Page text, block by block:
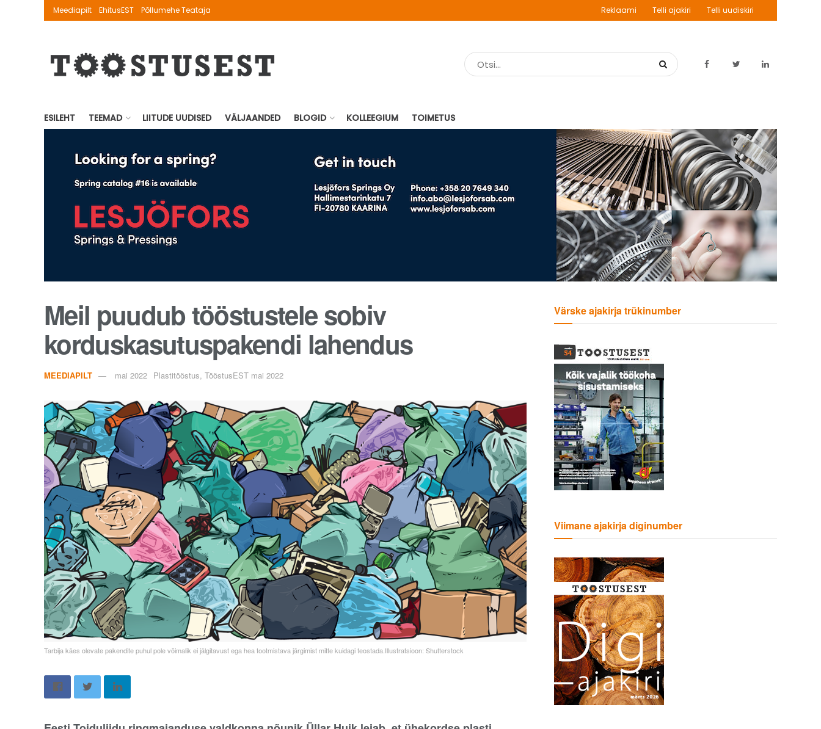
Meediapilt EhitusEST Põllumehe Teataja Reklaami Telli ajakiri Telli uudiskiri
ESILEHT TEEMAD LIITUDE UUDISED VÄLJAANDED BLOGID KOLLEEGIUM TOIMETUS
Meil puudub tööstustele sobiv
korduskasutuspakendi lahendus
MEEDIAPILT mai 2022 Plastitööstus, TööstusEST mai 2022
Tarbija käes olevate pakendite puhul pole võimalik ei jälgitavust ega hea tootmistava järgimist mitte kuidagi teostada.Illustratsioon: Shutterstock
Värske ajakirja trükinumber
Viimane ajakirja diginumber